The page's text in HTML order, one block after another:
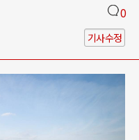
0
기사수정